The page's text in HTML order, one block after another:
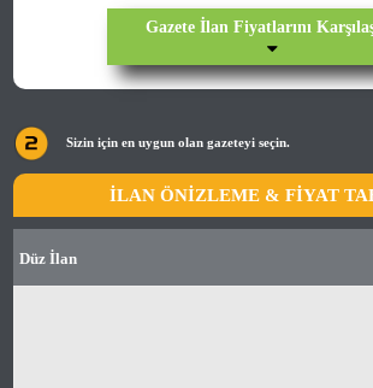
Gazete İlan Fiyatlarını
Sizin için en uygun olan gazeteyi seçin.
İLAN ÖNİZLEME & FİYAT
Düz İlan